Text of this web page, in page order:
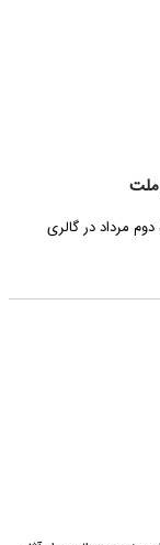
ملت
مرداد در گالری